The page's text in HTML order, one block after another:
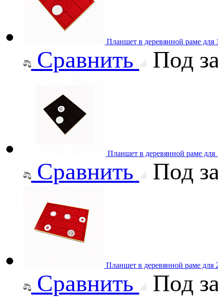
Планшет в деревянной раме
Сравнить Под
Планшет в деревянной раме
Сравнить Под
Планшет в деревянной раме
Сравнить Под